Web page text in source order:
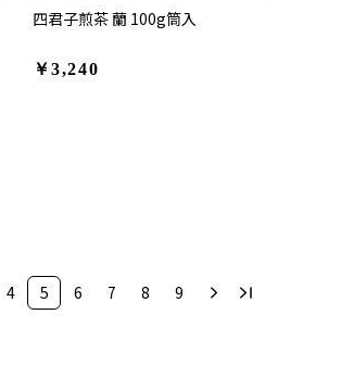
四君子煎茶 蘭 100g筒入
￥3,240
4 5 6 7 8 9